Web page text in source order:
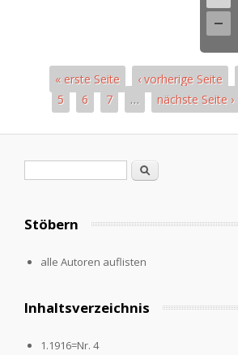
« erste Seite ‹ vorherige Seite
5
6 7 … nächste Seite ›
Search
Stöbern
alle Autoren auflisten
Inhaltsverzeichnis
1.1916=Nr. 4